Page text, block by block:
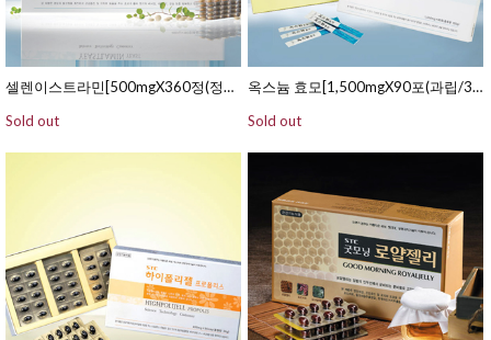
셀렌이스트라민[500mgX360정(정제/90일분)]
Sold out
옥스늄 효모[1,500mgX90포(과립/30일분)]
Sold out